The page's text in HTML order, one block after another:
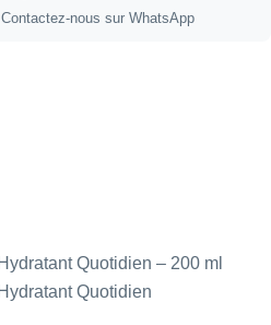
Contactez-nous sur WhatsApp